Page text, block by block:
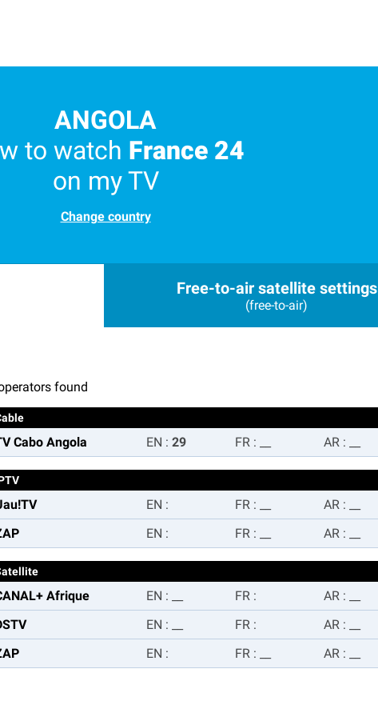
ANGOLA
to watch France 24
on my TV
Change country
Free-to-air satellite settings
(free-to-air)
found
Cabo Angola EN : 29 FR : AR :
EN : FR : AR :
EN : FR : AR :
Afrique EN : FR : AR :
EN : FR : AR :
EN : FR : AR :